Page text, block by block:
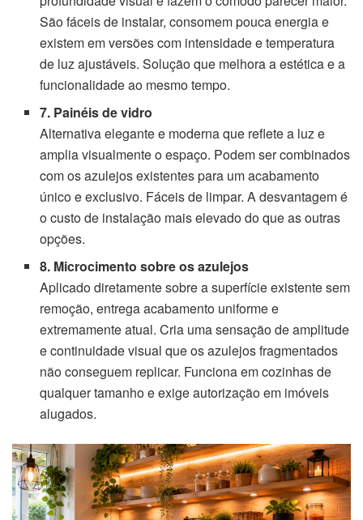
São fáceis de instalar, consomem pouca energia e
existem em versões com intensidade e temperatura
de luz ajustáveis. Solução que melhora a estética e a
funcionalidade ao mesmo tempo.
7. Painéis de vidro
Alternativa elegante e moderna que reflete a luz e
amplia visualmente o espaço. Podem ser combinados
com os azulejos existentes para um acabamento
único e exclusivo. Fáceis de limpar. A desvantagem é
o custo de instalação mais elevado do que as outras
opções.
8. Microcimento sobre os azulejos
Aplicado diretamente sobre a superfície existente sem
remoção, entrega acabamento uniforme e
extremamente atual. Cria uma sensação de amplitude
e continuidade visual que os azulejos fragmentados
não conseguem replicar. Funciona em cozinhas de
qualquer tamanho e exige autorização em imóveis
alugados.